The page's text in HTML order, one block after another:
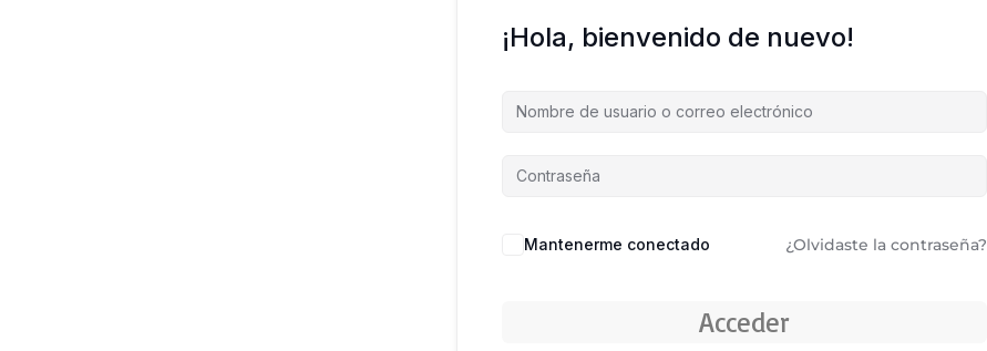
¡Hola, bienvenido de nuevo!
Mantenerme conectado ¿Olvidaste la contraseña?
Acceder